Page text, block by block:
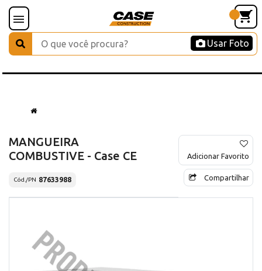
Usar Foto
MANGUEIRA
COMBUSTIVE - Case CE
Cód./PN 87633988
Adicionar Favorito
Compartilhar